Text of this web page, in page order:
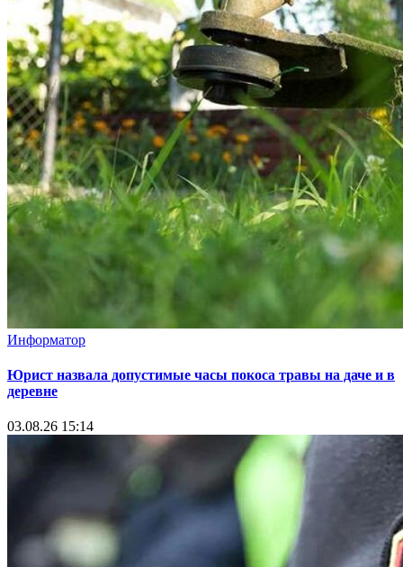
Информатор
Юрист назвала допустимые часы покоса травы на даче и в
деревне
03.08.26 15:14